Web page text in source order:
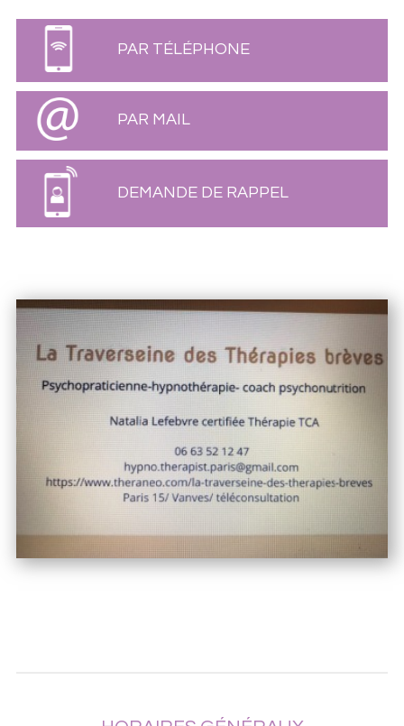
PAR TÉLÉPHONE
PAR MAIL
DEMANDE DE RAPPEL